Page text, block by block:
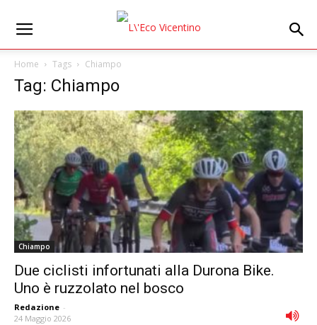
Home Tags Chiampo
Tag: Chiampo
Chiampo
Due ciclisti infortunati alla Durona Bike.
Uno è ruzzolato nel bosco
Redazione -
24 Maggio 2026